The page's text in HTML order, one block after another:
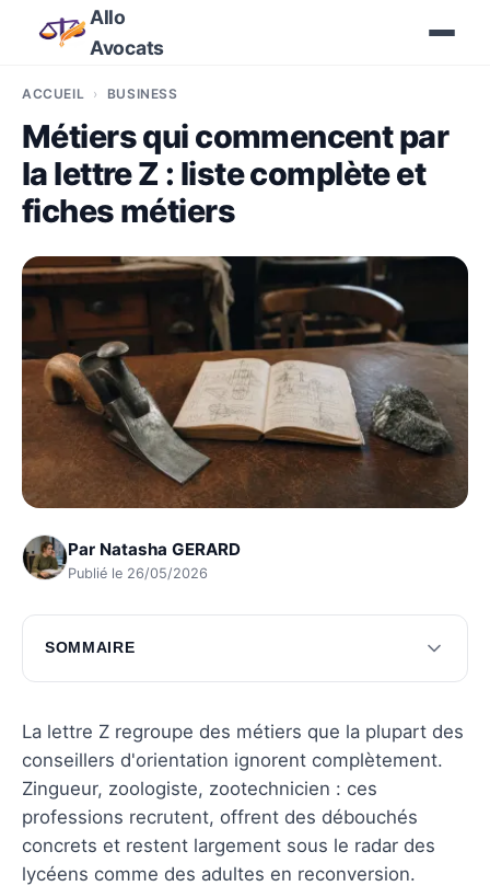
Allo
Avocats
ACCUEIL BUSINESS
Métiers qui commencent par
la lettre Z : liste complète et
fiches métiers
Par Natasha GERARD
Publié le 26/05/2026
SOMMAIRE
Exploration des métiers commençant par Z
Les spécificités des métiers en Z
Questions fréquentes
La lettre Z regroupe des métiers que la plupart des
conseillers d'orientation ignorent complètement.
Zingueur, zoologiste, zootechnicien : ces
professions recrutent, offrent des débouchés
concrets et restent largement sous le radar des
lycéens comme des adultes en reconversion.